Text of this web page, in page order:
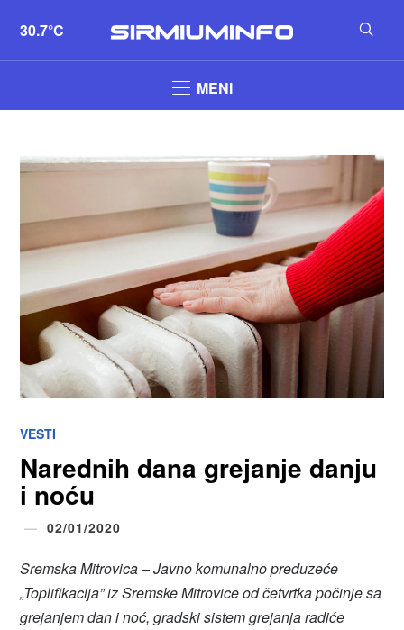
30.7°C
MENI
VESTI
Narednih dana grejanje danju
i noću
02/01/2020
Sremska Mitrovica – Javno komunalno preduzeće
„Toplifikacija” iz Sremske Mitrovice od četvrtka počinje sa
grejanjem dan i noć, gradski sistem grejanja radiće